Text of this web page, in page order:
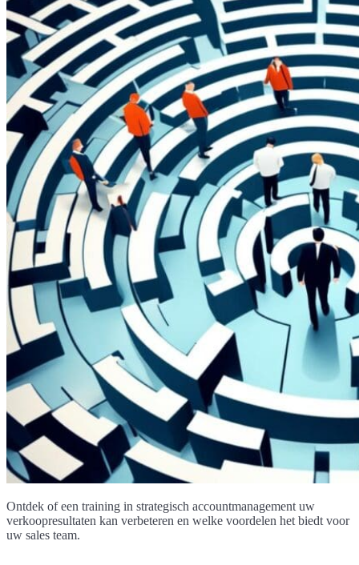
Ontdek of een training in strategisch accountmanagement uw
verkoopresultaten kan verbeteren en welke voordelen het biedt voor
uw sales team.